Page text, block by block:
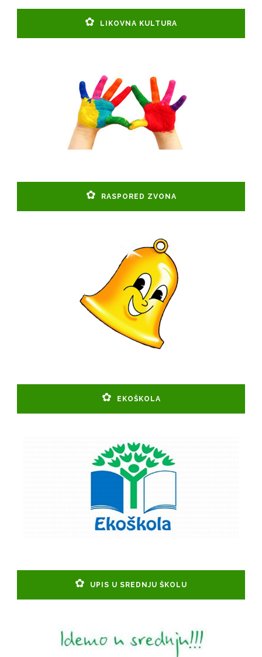
LIKOVNA KULTURA
RASPORED ZVONA
EKOŠKOLA
UPIS U SREDNJU ŠKOLU